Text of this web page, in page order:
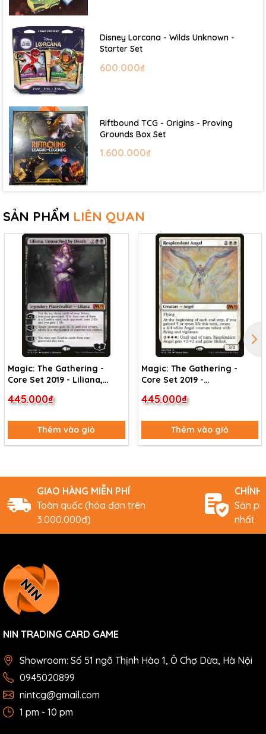
Disney Lorcana - Wilds Unknown -
Starter Set
600.000₫
Riftbound TCG - Origins - Proving
Grounds Box Set
1.600.000₫
SẢN PHẨM LIÊN QUAN
Magic: The Gathering -
Core Set 2019 - Liliana,
445.000₫
Thêm vào giỏ
Magic: The Gathering -
Core Set 2019 -
445.000₫
Thêm vào giỏ
GIAO HÀNG MIỄN PHÍ
Toàn quốc (hóa đơn trên
3.000.000đ)
CHÍNH
Sản
nhất
NIN TRADING CARD GAME
Showroom: Số 51 ngõ Thịnh Hào 1, Ô Chợ Dừa, Hà Nội
0945020899
nintcg@gmail.com
1 pm - 10 pm